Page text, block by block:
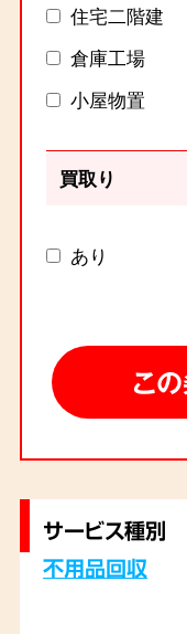
住宅二階建
倉庫工場
小屋物置
買取り
あり
サービス種別
不用品回収